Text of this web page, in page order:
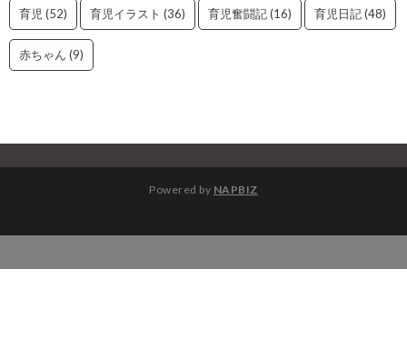
育児(52) 育児イラスト (36) 育児奮闘記(16) 育児日記(48)
赤ちゃん (9)
Powered by NAPBIZ